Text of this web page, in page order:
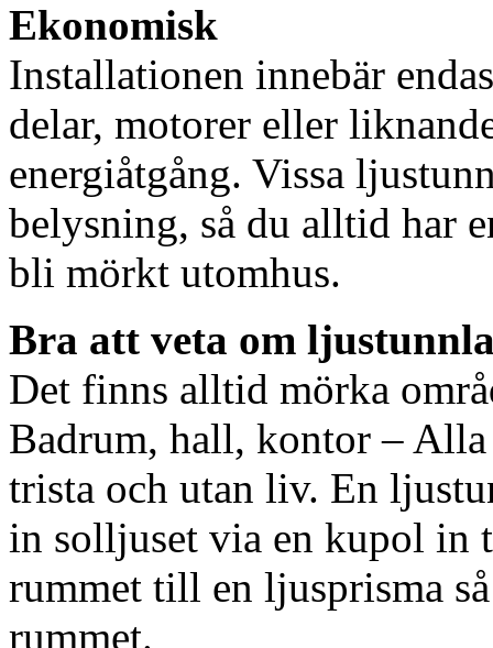
Ekonomisk
Installationen innebär
delar, motorer eller
energiåtgång. Vissa
belysning, så du alltid har
bli mörkt utomhus.
Bra att veta om
Det finns alltid mörka
Badrum, hall, kontor – Alla
trista och utan liv. En
in solljuset via en kupol in
rummet till en ljusprisma
rummet.